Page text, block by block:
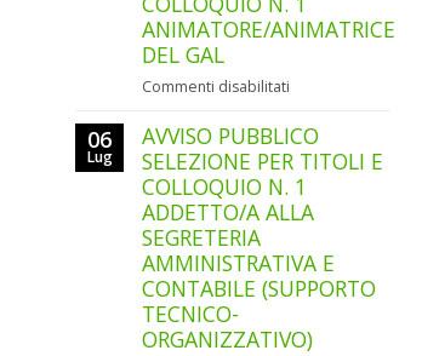
ANIMATORE/ANIMATRICE
DEL GAL
Commenti disabilitati
PUBBLICO
SELEZIONE
PER
TITOLI
E
N.
1
ANIMATORE/
DEL
06
Lug
AVVISO PUBBLICO
SELEZIONE PER TITOLI E
COLLOQUIO N. 1
ADDETTO/A ALLA
SEGRETERIA
AMMINISTRATIVA E
CONTABILE (SUPPORTO
TECNICO-
ORGANIZZATIVO)